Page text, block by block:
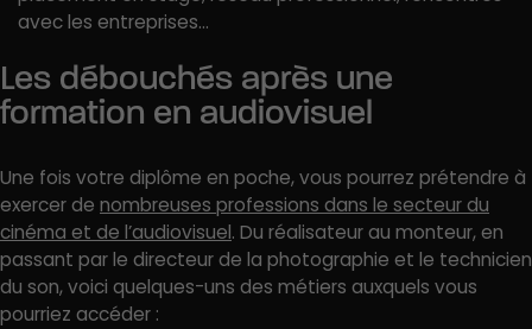
avec les entreprises…
Les débouchés après une
formation en audiovisuel
Une fois votre diplôme en poche, vous pourrez prétendre à
exercer de nombreuses professions dans le secteur du
cinéma et de l’audiovisuel. Du réalisateur au monteur, en
passant par le directeur de la photographie et le technicien
du son, voici quelques-uns des métiers auxquels vous
pourriez accéder :